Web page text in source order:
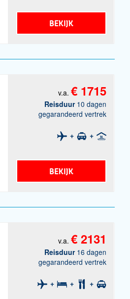
BEKIJK
v.a.€ 1715
Reisduur 10 dagen
gegarandeerd vertrek
BEKIJK
v.a.€ 2131
Reisduur 16 dagen
gegarandeerd vertrek